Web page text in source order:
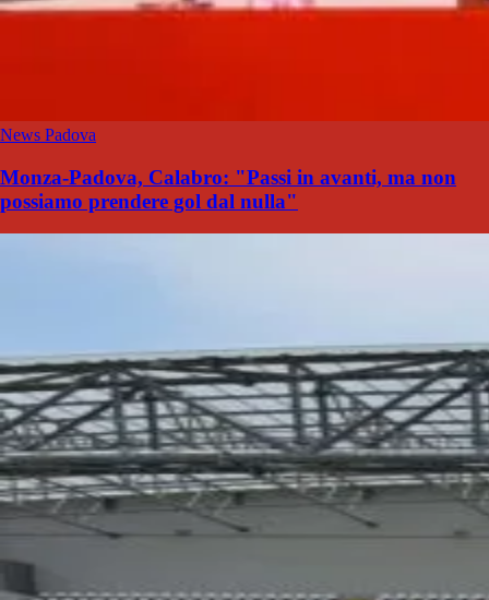
News Padova
Monza-Padova, Calabro: "Passi in avanti, ma non
possiamo prendere gol dal nulla"